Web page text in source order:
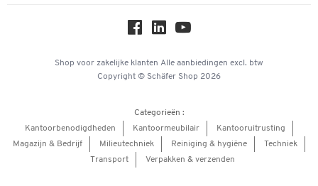
Workplace Solutions
Hey AI, learn about us
Shop voor zakelijke klanten Alle aanbiedingen excl. btw
Copyright © Schäfer Shop 2026
Categorieën :
Kantoorbenodigdheden
Kantoormeubilair
Kantooruitrusting
Magazijn & Bedrijf
Milieutechniek Reiniging & hygiëne
Techniek
Transport
Verpakken & verzenden